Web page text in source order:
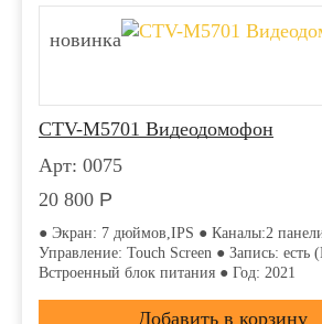
новинка
CTV-M5701 Видеодомофон
Арт: 0075
20 800 Р
● Экран: 7 дюймов,IPS ● Каналы:2
Управление: Touch Screen ● Запись: есть
Встроенный блок питания ● Год: 2021